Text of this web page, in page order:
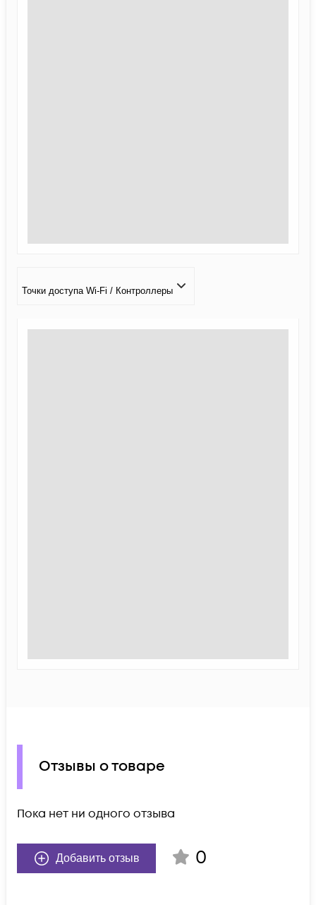
Точки доступа Wi-Fi / Контроллеры
Отзывы о товаре
Пока нет ни одного отзыва
Добавить отзыв 0